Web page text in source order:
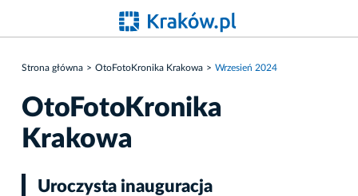
Strona główna OtoFotoKronika Krakowa Wrzesień 2024
OtoFotoKronika
Krakowa
Uroczysta inauguracja